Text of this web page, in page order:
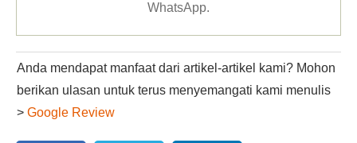
WhatsApp.
Anda mendapat manfaat dari artikel-artikel kami? Mohon
berikan ulasan untuk terus menyemangati kami menulis
> Google Review